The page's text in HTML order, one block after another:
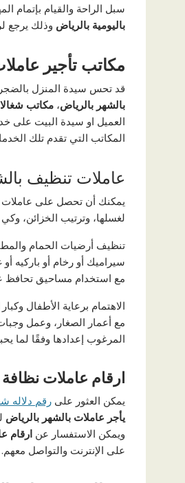
سبل الراحة والقيام
باليومية بالرياض وذلك يرجع
مكاتب تأجير
قد تحس سيدة المنزل بالضجر
بالشهر بالرياض، مكاتب
العميل او سيدة البيت على
المكاتب التي تقدم تلك
عاملات تنظيف
يمكنك أن تحصل على عاملات
لغسلها، وترتيب الخزائن،
تنظيف أرضيات الحمام
سيراميك أو رخام أو باركيه
مع استخدام مساحيق تحافظ
الاهتمام برعاية الأطفال
مع أعمار الصغار، وعمل
المرغوب إعدادها وفقًا لما
ارقام عاملات
يمكن العثور على رقم دلاله
يأجر عاملات بالشهر بالرياض
ويمكن الاستفسار عن ارقام
على الإنترنت والتواصل معهم.